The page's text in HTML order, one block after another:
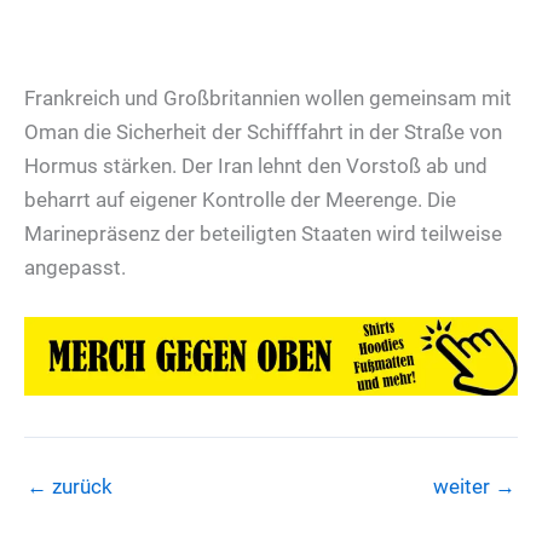
Frankreich und Großbritannien wollen gemeinsam mit
Oman die Sicherheit der Schifffahrt in der Straße von
Hormus stärken. Der Iran lehnt den Vorstoß ab und
beharrt auf eigener Kontrolle der Meerenge. Die
Marinepräsenz der beteiligten Staaten wird teilweise
angepasst.
← zurück weiter →